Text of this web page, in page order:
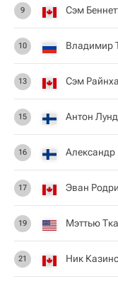
9 Сэм
10 Владимир
13 Сэм
15 Антон
16 Александр
17 Эван
19 Мэттью
21 Ник Казинс